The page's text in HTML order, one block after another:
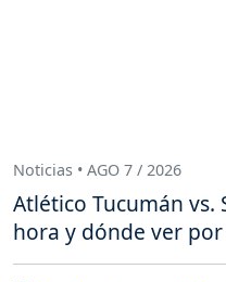
Noticias • AGO 7 / 2026
Atlético Tucumán
hora y dónde ver